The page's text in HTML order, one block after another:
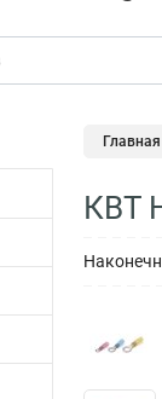
Главная
КВТ